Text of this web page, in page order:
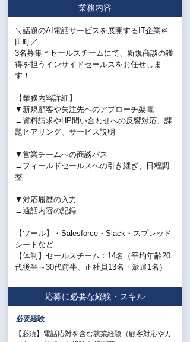
業務内容
＼話題のAI電話サービスを展開するIT企業＠
田町／
3名募集＊セールスチームにて、新規商談の獲
得を担うインサイドセールスをお任せしま
す！
【業務内容詳細】
▼新規顧客や失注先へのアプローチ架電
→資料請求やHP問い合わせへの反響対応、課
題ヒアリング、サービス説明
▼営業チームへの商談パス
→フィールドセールスへの引き継ぎ、日程調
整
▼対応履歴の入力
→通話内容の記録
【ツール】・Salesforce・Slack・スプレッド
シートなど
【体制】セールスチーム：14名（平均年齢20
代後半～30代前半、正社員13名・派遣1名）
応募に必要な経験・スキル
必要経験
【必須】電話応対を含む就業経験（顧客対応やカ